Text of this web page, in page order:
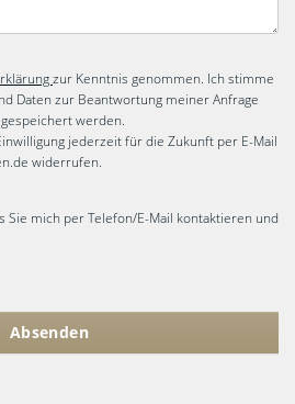
zur Kenntnis genommen. Ich stimme
Daten zur Beantwortung meiner Anfrage
werden.
jederzeit für die Zukunft per E-Mail
widerrufen.
Sie mich per Telefon/E-Mail kontaktieren und
Absenden